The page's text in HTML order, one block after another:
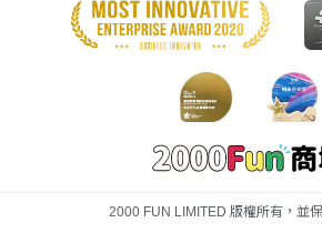
2000 FUN LIMITED 版權所有，並